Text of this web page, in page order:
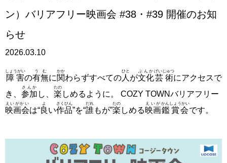
ン）バリアフリー映画会 #38・#39 開催のお知
らせ
2026.03.10
障害
しょうがい
の有無
うむ
に関
かか
わらずすべての人
ひと
が文化
ぶんか
芸術
げいじゅつ
にアクセスで
き、 参加
さんか
し、 楽
たの
しめるように。 COZY TOWNバリアフリー
映画会
えいがかい
は“良
よ
い作品
さくひん
”を“誰
だれ
もが”楽
たの
しめる映画
えいが
鑑賞会
かんしょうかい
です。